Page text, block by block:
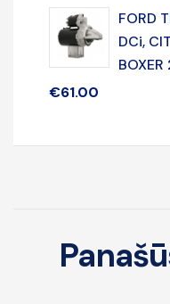
FORD
DCi,
€61.00